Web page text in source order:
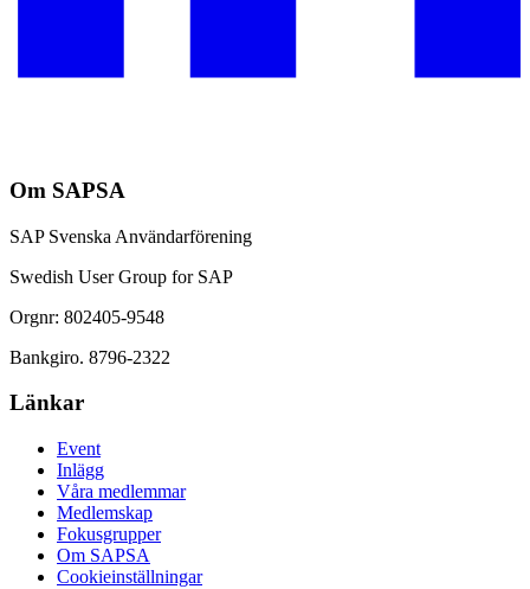
Om SAPSA
SAP Svenska Användarförening
Swedish User Group for SAP
Orgnr: 802405-9548
Bankgiro. 8796-2322
Länkar
Event
Inlägg
Våra medlemmar
Medlemskap
Fokusgrupper
Om SAPSA
Cookieinställningar